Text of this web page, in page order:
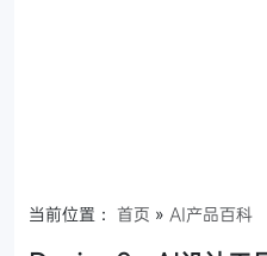
当前位置： 首页 » AI产品百科